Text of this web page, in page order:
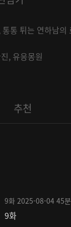
통 튀는 연하남의
, 유응몽원
추천
9화 2025-08-04 45분
9화